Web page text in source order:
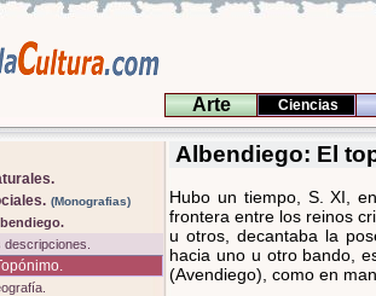
Arte Ciencias
Albendiego: El
(Monografias)
descripciones.
Hubo un tiempo, S. XI,
frontera entre los reinos
u otros, decantaba la
hacia uno u otro bando,
(Avendiego), como en